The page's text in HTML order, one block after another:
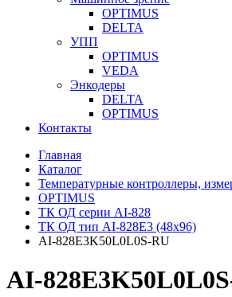
OPTIMUS
DELTA
УПП
OPTIMUS
VEDA
Энкодеры
DELTA
OPTIMUS
Контакты
Главная
Каталог
Температурные контроллеры,
OPTIMUS
ТК ОД серии AI-828
ТК ОД тип AI-828E3 (48x96)
AI-828E3K50L0L0S-RU
AI-